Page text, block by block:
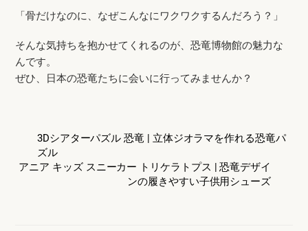
「骨だけなのに、なぜこんなにワクワクするんだろう？」
そんな気持ちを抱かせてくれるのが、恐竜博物館の魅力な
んです。
ぜひ、日本の恐竜たちに会いに行ってみませんか？
3Dシアターパズル 恐竜 | 立体ジオラマを作れる恐竜パ
ズル
アニア キッズ スニーカー トリケラトプス | 恐竜デザイ
ンの履きやすい子供用シューズ